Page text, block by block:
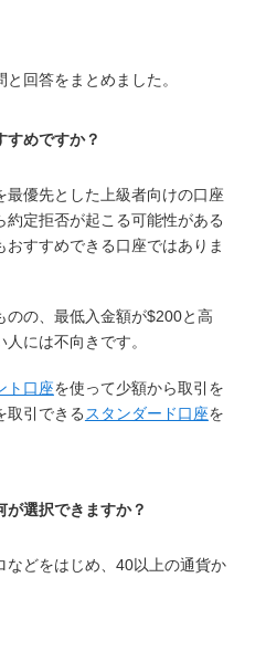
回答をまとめました。
すめですか？
最優先とした上級者向けの口座
約定拒否が起こる可能性がある
おすすめできる口座ではありま
のの、最低入金額が$200と高
には不向きです。
ト口座を使って少額から取引を
取引できる スタンダード口座を
が選択できますか？
などをはじめ、40以上の通貨か